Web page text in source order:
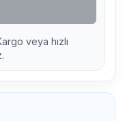
veya hızlı